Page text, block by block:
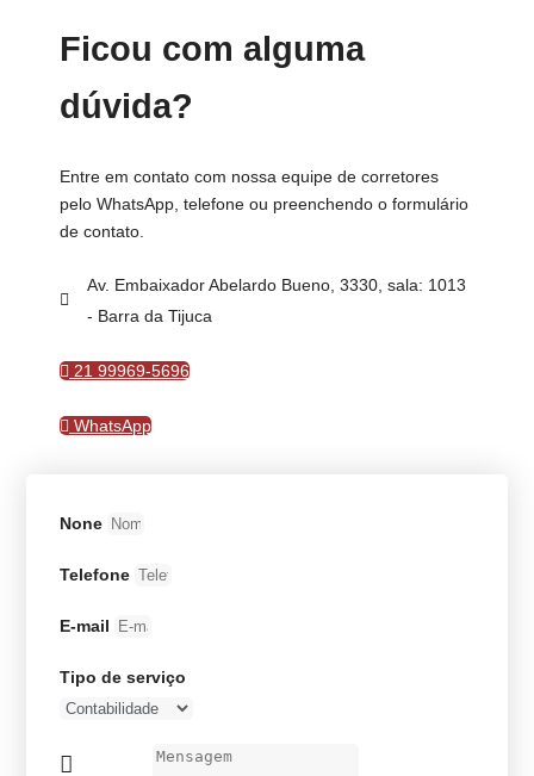
Ficou com alguma
dúvida?
Entre em contato com nossa equipe de corretores
pelo WhatsApp, telefone ou preenchendo o formulário
de contato.
Av. Embaixador Abelardo Bueno, 3330, sala: 1013
- Barra da Tijuca
21 99969-5696
WhatsApp
None
Telefone
E-mail
Tipo de serviço